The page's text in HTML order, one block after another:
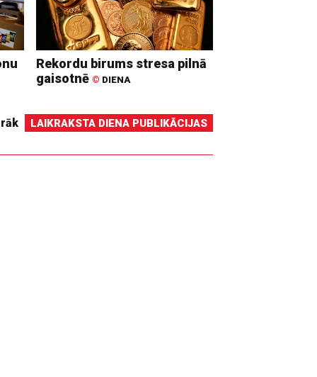
Rekordu birums stresa pilnā
gaisotnē © DIENA
LAIKRAKSTA DIENA PUBLIKĀCIJAS